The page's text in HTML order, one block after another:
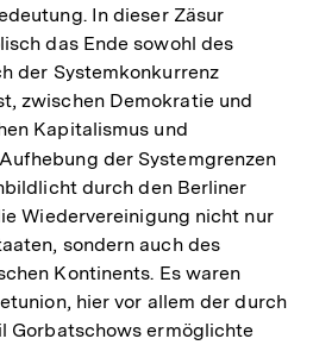
In dieser Zäsur
das Ende sowohl des
der Systemkonkurrenz
zwischen Demokratie und
Kapitalismus und
der Systemgrenzen
durch den Berliner
Wiedervereinigung nicht nur
sondern auch des
Kontinents. Es waren
hier vor allem der durch
Gorbatschows ermöglichte